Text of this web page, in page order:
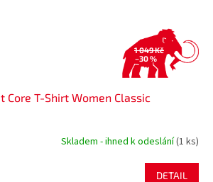
1 049 Kč
–30 %
Core T-Shirt Women Classic
Skladem - ihned k odeslání(1 ks)
DETAIL